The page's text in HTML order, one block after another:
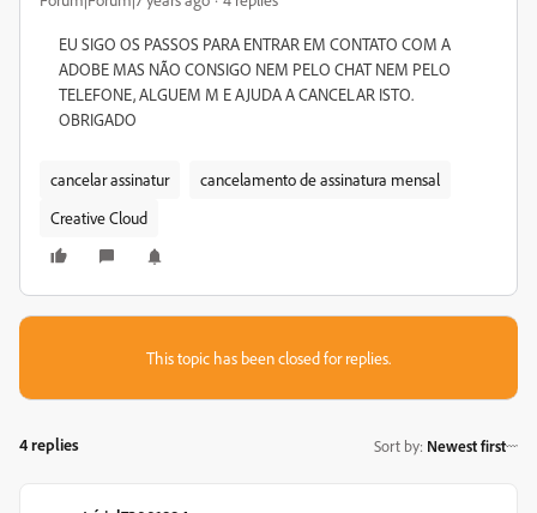
EU SIGO OS PASSOS PARA ENTRAR EM CONTATO COM A
ADOBE MAS NÃO CONSIGO NEM PELO CHAT NEM PELO
TELEFONE, ALGUEM M E AJUDA A CANCELAR ISTO.
OBRIGADO
cancelar assinatur
cancelamento de assinatura mensal
Creative Cloud
This topic has been closed for replies.
4 replies Sort by: Newest first